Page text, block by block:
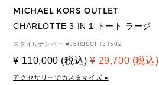
MICHAEL KORS OUTLET
CHARLOTTE 3 IN 1 トート ラージ
スタイルナンバー #35R3SCFT3T502
¥ 110,000 (税込) ¥ 29,700 (税込)
アクセサリーでカスタマイズ ▸